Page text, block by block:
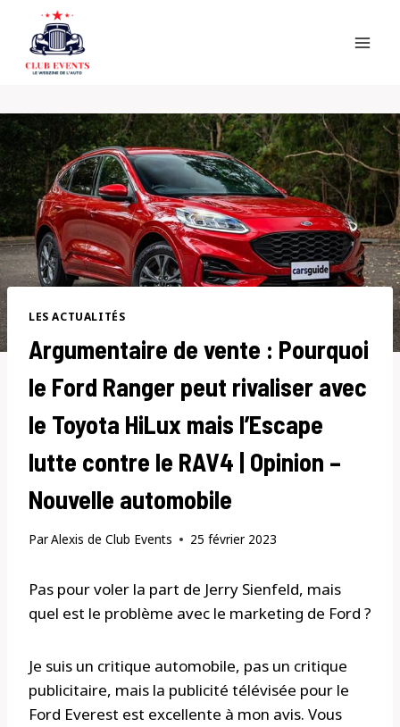
content
LES ACTUALITÉS
Argumentaire de vente : Pourquoi
le Ford Ranger peut rivaliser avec
le Toyota HiLux mais l’Escape
lutte contre le RAV4 | Opinion –
Nouvelle automobile
ParAlexis de Club Events 25 février 2023
Pas pour voler la part de Jerry Sienfeld, mais
quel est le problème avec le marketing de Ford ?
Je suis un critique automobile, pas un critique
publicitaire, mais la publicité télévisée pour le
Ford Everest est excellente à mon avis. Vous